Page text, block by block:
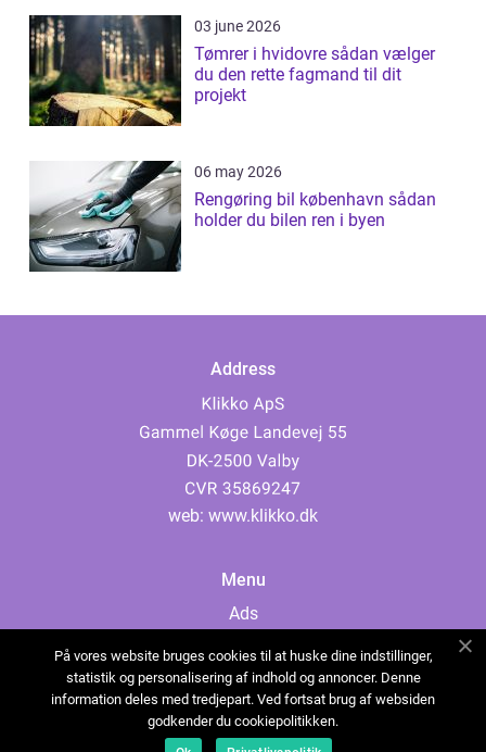
03 june 2026
Tømrer i hvidovre sådan vælger
du den rette fagmand til dit
projekt
06 may 2026
Rengøring bil københavn sådan
holder du bilen ren i byen
Address
web: www.klikko.dk
Menu
Ads
Cookies
Contact
Sitemap
På vores website bruges cookies til at huske dine indstillinger,
statistik og personalisering af indhold og annoncer. Denne
information deles med tredjepart. Ved fortsat brug af websiden
godkender du cookiepolitikken.